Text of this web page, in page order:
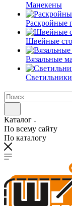
Манекены
Раскройные
Швейные
Вязальные
Светильники
Каталог
По всему сайту
По каталогу